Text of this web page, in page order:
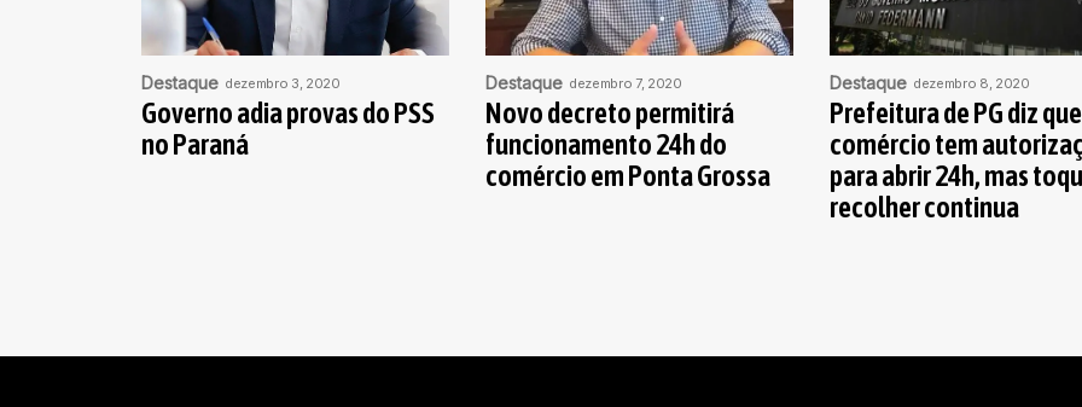
Destaque dezembro 3, 2020
Governo adia provas do PSS
no Paraná
Destaque dezembro 7, 2020
Novo decreto permitirá
funcionamento 24h do
comércio em Ponta Grossa
Destaque dezembro 8, 2020
Prefeitura de PG diz que
comércio tem
para abrir 24h, mas
recolher continua